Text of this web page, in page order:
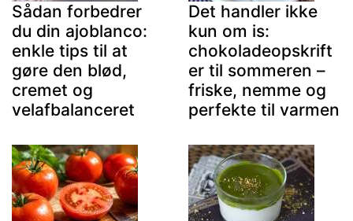
Sådan forbedrer
du din ajoblanco:
enkle tips til at
gøre den blød,
cremet og
velafbalanceret
Det handler ikke
kun om is:
chokoladeopskrift
er til sommeren –
friske, nemme og
perfekte til varmen